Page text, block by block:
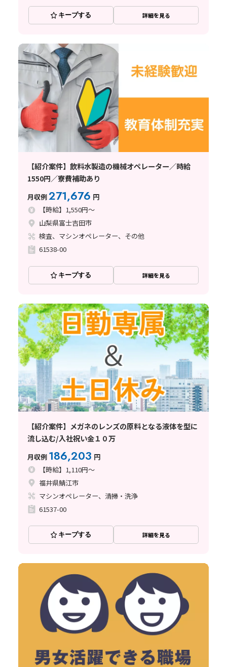
キープする 詳細を見る
【紹介案件】飲料水製造の機械オペレーター／時給
1550円／寮費補助あり
月収例271,676 円
【時給】1,550円～
山梨県富士吉田市
検査、マシンオペレーター、その他
61538-00
キープする 詳細を見る
【紹介案件】メガネのレンズの原料となる液体を型に
流し込む/入社祝い金１０万
月収例 186,203 円
【時給】1,110円～
福井県鯖江市
マシンオペレーター、清掃・洗浄
61537-00
キープする 詳細を見る